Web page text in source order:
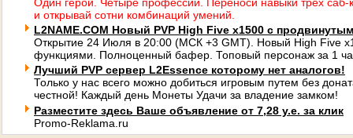
и открывай сотни комбинаций умений.
L2NAME.COM Новый PVP High Five x1500 с
Открытие 24 Июля в 20:00 (МСК +3 GMT). Новый High Five
функциями. Полноценный бафер. Топовый персонаж за 1
Лучший PVP сервер L2Essence которому нет аналогов!
Только у нас всего можно добиться игровым путем без
честной! Каждый день Монеты Удачи за владение замком!
Разместите здесь Ваше объявление от 7,28 у.е. за клик
Promo-Reklama.ru